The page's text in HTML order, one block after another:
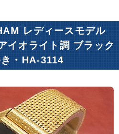
売りたい
マイページ
価格ダウン
ファイナルボックス
ブログ・特集記事
レディースモデル
イオライト調 ブラック
・HA-3114